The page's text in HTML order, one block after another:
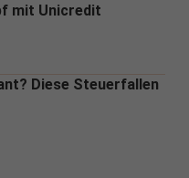
mit Unicredit
Diese Steuerfallen